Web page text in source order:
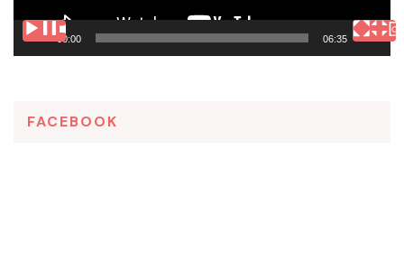
00:00 06:35
FACEBOOK